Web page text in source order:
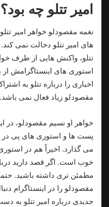
امیر تتلو چه بود؟
نغمه مقصودلو خواهر امیر
های امیر تتلو دخالت نمی
تتلو، واکنش هایی از طرف
استوری های اینستاگرامش
اخباری را درباره تتلو به
مقصودلو زیاد فعال نمی باشد.
خواهر او نسیم مقصودلو، در
پست ها و استوری های پی در
می گذارد. اخیراً هم‌ در
خوب است. اگر قصد دارید
مطمئن تری داشته باشید.
مقصودلو را در اینستاگرام
جدیدی درباره امیر تتلو به